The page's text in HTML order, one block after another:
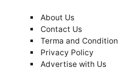
About Us
Contact Us
Terma and Condition
Privacy Policy
Advertise with Us